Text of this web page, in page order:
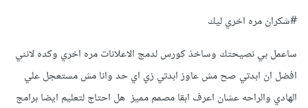
#شكران مره اخري ليك
ساعمل بي نصيحتك وساخذ كورس لدمج الاعلانات مره اخري وكده لانني
افضل ان ابدتي صح مش عاوز ابدتي زي اي حد وانا مش مستعجل علي
الهادي والراحه عشان اعرف ابقا مصمم مميز هل احتاج لتعليم ايضا برامج